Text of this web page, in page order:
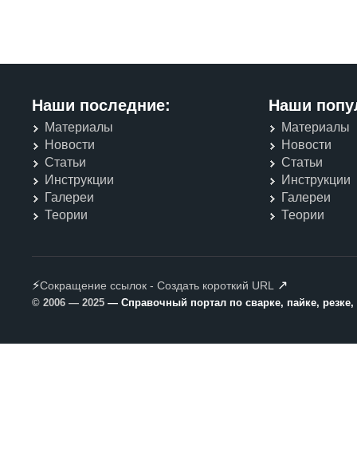
Наши последние:
Материалы
Новости
Статьи
Инструкции
Галереи
Теории
Наши
Материалы
Новости
Статьи
Инструкции
Галереи
Теории
⚡Сокращение ссылок - Создать короткий URL ↗
© 2006 — 2025 — Справочный портал по сварке, пайке,